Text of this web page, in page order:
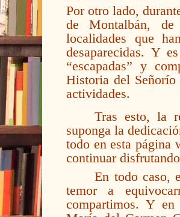
Por otro lado,
de Montalbán,
localidades que
desaparecidas. Y
“escapadas” y
Historia del Señorío
actividades.
Tras esto, la
suponga la
todo en esta página
continuar
En todo caso,
temor a
compartimos. Y en